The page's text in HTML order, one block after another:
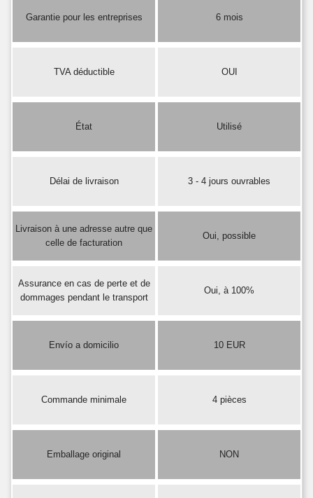
Garantie pour les entreprises 6 mois
TVA déductible OUI
État Utilisé
Délai de livraison 3 - 4 jours ouvrables
Livraison à une adresse autre que
celle de facturation
Oui, possible
Assurance en cas de perte et de
dommages pendant le transport
Oui, à 100%
Envío a domicilio 10 EUR
Commande minimale 4 pièces
Emballage original NON